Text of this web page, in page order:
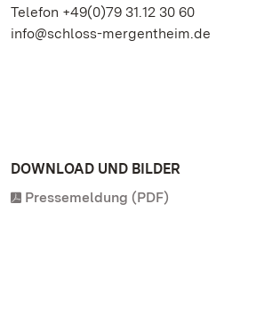
Telefon +49(0)79 31.12 30 60
info@schloss-mergentheim.de
DOWNLOAD UND BILDER
Pressemeldung (PDF)